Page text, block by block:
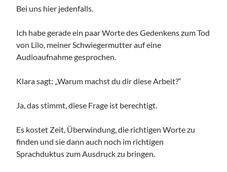
Bei uns hier jedenfalls.
Ich habe gerade ein paar Worte des Gedenkens zum Tod
von Lilo, meiner Schwiegermutter auf eine
Audioaufnahme gesprochen.
Klara sagt: „Warum machst du dir diese Arbeit?“
Ja, das stimmt, diese Frage ist berechtigt.
Es kostet Zeit, Überwindung, die richtigen Worte zu
finden und sie dann auch noch im richtigen
Sprachduktus zum Ausdruck zu bringen.